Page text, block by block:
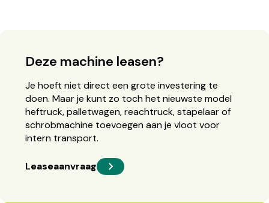
Deze machine leasen?
Je hoeft niet direct een grote investering te
doen. Maar je kunt zo toch het nieuwste model
heftruck, palletwagen, reachtruck, stapelaar of
schrobmachine toevoegen aan je vloot voor
intern transport.
Leaseaanvraag